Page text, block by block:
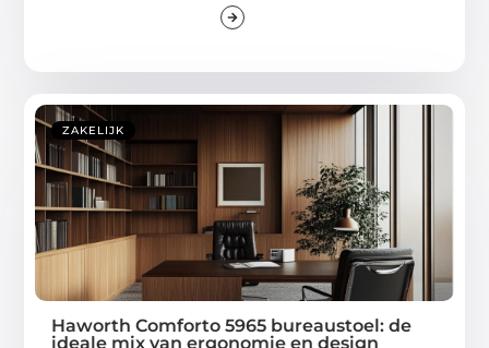
ZAKELIJK
Haworth Comforto 5965 bureaustoel: de
ideale mix van ergonomie en design